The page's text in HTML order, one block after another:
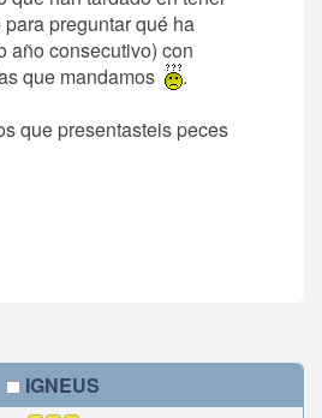
preguntar qué ha
año consecutivo) con
que mandamos
.
que presentasteis peces
IGNEUS